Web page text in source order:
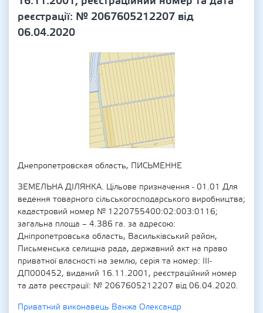
реєстрації: № 2067605212207 від
06.04.2020
Днепропетровская область, ПИСЬМЕННЕ
ЗЕМЕЛЬНА ДІЛЯНКА. Цільове призначення - 01.01 Для
ведення товарного сільськогосподарського виробництва;
кадастровий номер № 1220755400:02:003:0116;
загальна площа – 4.386 га. за адресою:
Дніпропетровська область, Васильківський район,
Письменська селищна рада, державний акт на право
приватної власності на землю, серія та номер: ІІІ-
ДП000452, виданий 16.11.2001, реєстраційний номер
та дата реєстрації: № 2067605212207 від 06.04.2020.
Приватний виконавець Ванжа Олександр